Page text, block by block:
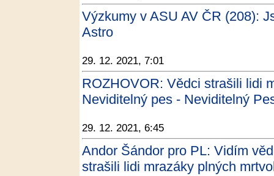
Výzkumy v ASU AV ČR (208):
Astro
29. 12. 2021, 7:01
ROZHOVOR: Vědci strašili lidi
Neviditelný pes - Neviditelný
29. 12. 2021, 6:45
Andor Šándor pro PL: Vidím
strašili lidi mrazáky plných